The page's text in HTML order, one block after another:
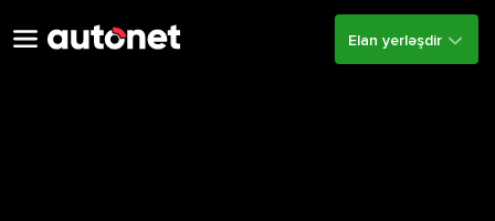
Elan yerləşdir